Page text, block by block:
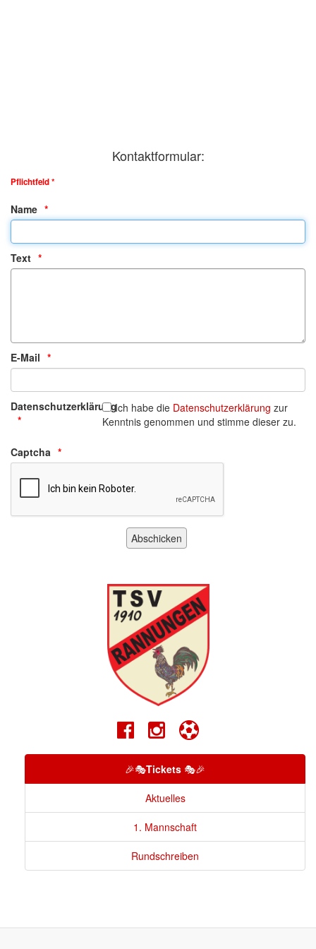
Kontaktformular:
Pflichtfeld *
Name
Text
E-Mail
DatenschutzerklärungIch habe die Datenschutzerklärung zur
Kenntnis genommen und stimme dieser zu.
Captcha
🎉🎭Tickets 🎭🎉
Aktuelles
1. Mannschaft
Rundschreiben